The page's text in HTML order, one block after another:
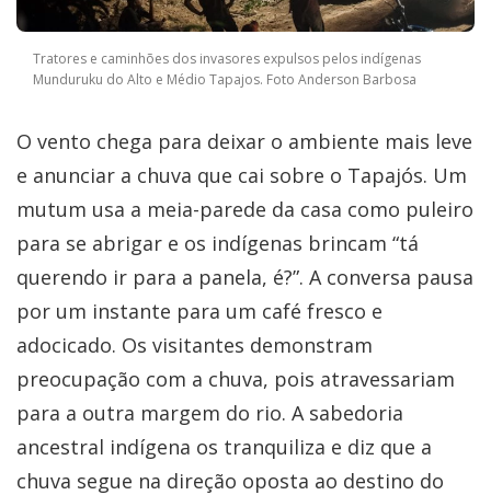
Tratores e caminhões dos invasores expulsos pelos indígenas
Munduruku do Alto e Médio Tapajos. Foto Anderson Barbosa
O vento chega para deixar o ambiente mais leve
e anunciar a chuva que cai sobre o Tapajós. Um
mutum usa a meia-parede da casa como puleiro
para se abrigar e os indígenas brincam “tá
querendo ir para a panela, é?”. A conversa pausa
por um instante para um café fresco e
adocicado. Os visitantes demonstram
preocupação com a chuva, pois atravessariam
para a outra margem do rio. A sabedoria
ancestral indígena os tranquiliza e diz que a
chuva segue na direção oposta ao destino do